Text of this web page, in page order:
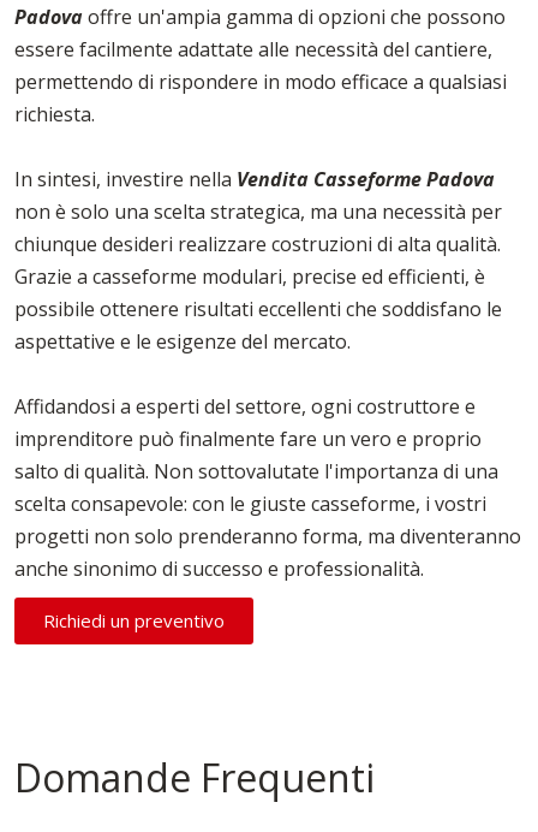
Padovaoffre un'ampia gamma di opzioni che possono
essere facilmente adattate alle necessità del cantiere,
permettendo di rispondere in modo efficace a qualsiasi
richiesta.
In sintesi, investire nella Vendita Casseforme Padova
non è solo una scelta strategica, ma una necessità per
chiunque desideri realizzare costruzioni di alta qualità.
Grazie a casseforme modulari, precise ed efficienti, è
possibile ottenere risultati eccellenti che soddisfano le
aspettative e le esigenze del mercato.
Affidandosi a esperti del settore, ogni costruttore e
imprenditore può finalmente fare un vero e proprio
salto di qualità. Non sottovalutate l'importanza di una
scelta consapevole: con le giuste casseforme, i vostri
progetti non solo prenderanno forma, ma diventeranno
anche sinonimo di successo e professionalità.
Richiedi un preventivo
Domande Frequenti